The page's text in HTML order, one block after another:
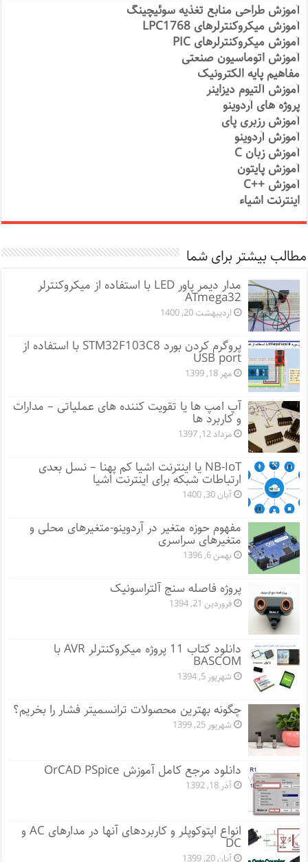
آموزش طراحی منابع تغذیه سوئیچینگ
آموزش میکروکنترلرهای LPC1768
آموزش میکروکنترلرهای PIC
آموزش اتوماسیون صنعتی
مفاهیم پایه الکترونیک
آموزش آلتیوم دیزاینر
پروژه های آردوینو
آموزش رزبری پای
آموزش آردوینو
آموزش زبان C
آموزش پایتون
آموزش ++C
اینترنت اشیاء
مطالب بیشتر برای شما
مدار دیمر پاور LED با استفاده از میکروکنترلر
ATmega32
اردیبهشت 20, 1400
پروگرم کردن بورد STM32F103C8 با استفاده از
USB port
مهر 18, 1399
آپ امپ ها یا تقویت کننده های عملیاتی – مدارات
و کاربرد ها
مرداد 12, 1397
NB-IoT یا اینترنت اشیا کم پهنا – نسل بعدی
ارتباطات شبکه برای اینترنت اشیا
آبان 30, 1400
مفهوم حوزه متغیر در آردوینو-متغیرهای محلی و
متغیرهای سراسری
بهمن 6, 1396
پروژه فاصله سنج آلتراسونیک
فروردین 21, 1394
دانلود کتاب 11 پروژه میکروکنترلر AVR با
BASCOM
شهریور 5, 1394
چگونه بهترین محصولات ترانسمیتر فشار را بخریم؟
شهریور 25, 1399
دانلود مرجع کامل آموزش OrCAD PSpice
آذر 18, 1392
انواع اپتوکوپلر و کاربردهای آنها در مدارهای AC و
DC